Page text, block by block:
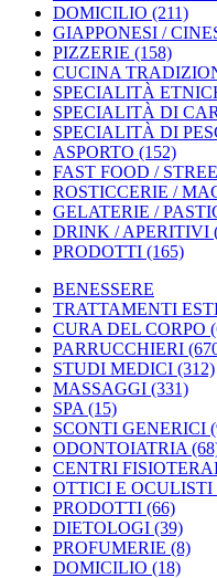
DOMICILIO (211)
GIAPPONESI /
PIZZERIE (158)
CUCINA
SPECIALITÀ
SPECIALITÀ DI
SPECIALITÀ DI
ASPORTO (152)
FAST FOOD /
ROSTICCERIE /
GELATERIE /
DRINK / APERITIVI
PRODOTTI (165)
BENESSERE
TRATTAMENTI
CURA DEL CORPO
PARRUCCHIERI
STUDI MEDICI (312)
MASSAGGI (331)
SPA (15)
SCONTI GENERICI
ODONTOIATRIA
CENTRI
OTTICI E OCULISTI
PRODOTTI (66)
DIETOLOGI (39)
PROFUMERIE (8)
DOMICILIO (18)